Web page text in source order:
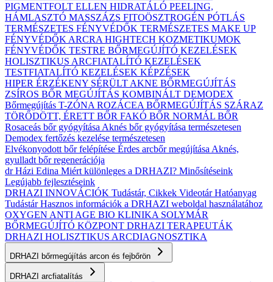
PIGMENTFOLT ELLEN HIDRATÁLÓ PEELING,
HÁMLASZTÓ MASSZÁZS FITOÖSZTROGÉN PÓTLÁS
TERMÉSZETES FÉNYVÉDŐK TERMÉSZETES MAKE UP
FÉNYVÉDŐK ARCRA HIGHTECH KOZMETIKUMOK
FÉNYVÉDŐK TESTRE BŐRMEGÚJÍTÓ KEZELÉSEK
HOLISZTIKUS ARCFIATALÍTÓ KEZELÉSEK
TESTFIATALÍTÓ KEZELÉSEK KÉPZÉSEK
HIPER ÉRZÉKENY SÉRÜLT AKNE BŐRMEGÚJÍTÁS
ZSÍROS BŐR MEGÚJÍTÁS KOMBINÁLT DEMODEX
Bőrmegújítás T-ZÓNA ROZÁCEA BŐRMEGÚJÍTÁS SZÁRAZ
TÖRŐDÖTT, ÉRETT BŐR FAKÓ BŐR NORMÁL BŐR
Rosaceás bőr gyógyítása Aknés bőr gyógyítása természetesen
Demodex fertőzés kezelése természetesen
Elvékonyodott bőr felépítése Érdes arcbőr megújítása Aknés,
gyulladt bőr regenerációja
dr Házi Edina Miért különleges a DRHAZI? Minősítéseink
Legújabb fejlesztéseink
DRHAZI INNOVÁCIÓK Tudástár, Cikkek VideotárHatóanyag
TudástárHasznos információk a DRHAZI weboldal használatához
OXYGEN ANTI AGE BIO KLINIKA SOLYMÁR
BŐRMEGÚJÍTÓ KÖZPONT DRHAZI TERAPEUTÁK
DRHAZI HOLISZTIKUS ARCDIAGNOSZTIKA
DRHAZI bőrmegújítás arcon és fejbőrön
DRHAZI arcfiatalítás